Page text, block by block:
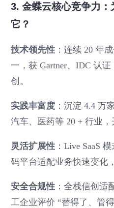
3. 金蝶云核心竞争力
它？
技术领先性 ：连续 20 年
一，获 Gartner、IDC 认
创。
实践丰富度 ：沉淀 4.4 万
汽车、医药等 20 + 行业，
灵活扩展性 ：Live SaaS
码平台适配业务快速变化
安全合规性 ：全栈信创适
工企业评价 “替得了、管得